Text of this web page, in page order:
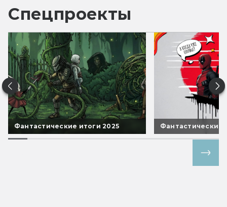
Спецпроекты
Фантастические итоги 2025 Фантастические